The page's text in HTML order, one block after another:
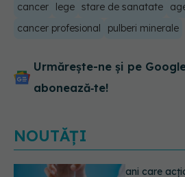
cancer lege stare de sanatate
cancer profesional
pulberi minerale
Urmărește-ne și pe
abonează‑te!
NOUTĂȚI